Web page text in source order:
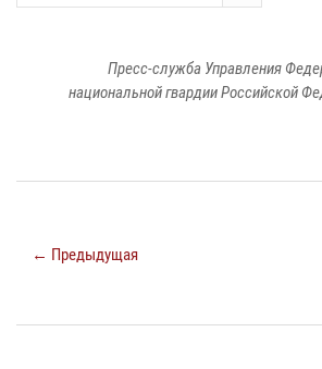
Пресс-служба Управления
национальной гвардии Российской
← Предыдущая